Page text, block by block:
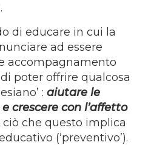
di educare in cui la
ad essere
accompagnamento
poter offrire qualcosa
:aiutare le
crescere con l’affetto
che questo implica
(‘preventivo’).